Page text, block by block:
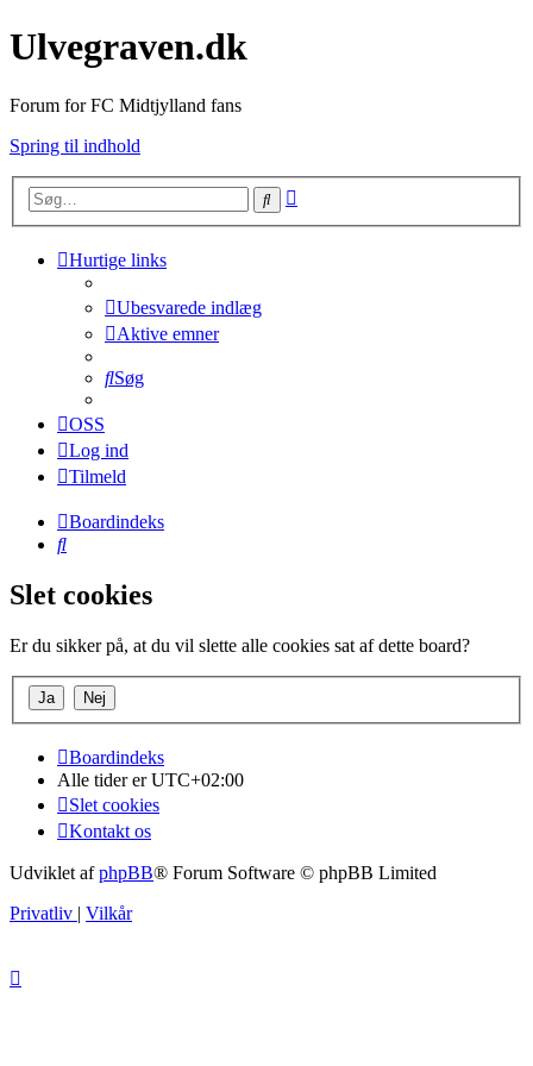
Ulvegraven.dk
Forum for FC Midtjylland fans
Spring til indhold
Søg
Hurtige links
Ubesvarede indlæg
Aktive emner
Søg
OSS
Log ind
Tilmeld
Boardindeks
Søg
Slet cookies
Er du sikker på, at du vil slette alle cookies sat af dette board?
Boardindeks
Alle tider erUTC+02:00
Slet cookies
Kontakt os
Udviklet afphpBB® Forum Software © phpBB Limited
Privatliv | Vilkår